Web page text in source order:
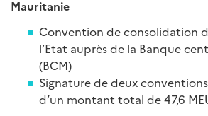
Mauritanie
Convention de consolidation
l’Etat auprès de la Banque
(BCM)
Signature de deux
d’un montant total de 47,6